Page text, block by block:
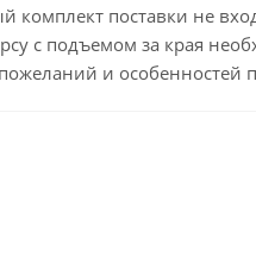
комплект поставки не
с подъемом за края
и особенностей